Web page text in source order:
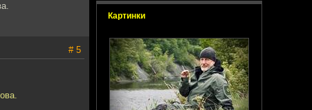
Картинки
# 5